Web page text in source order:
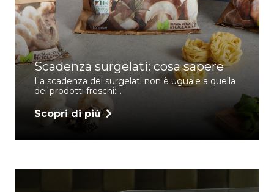
Scadenza surgelati: cosa sapere
La scadenza dei surgelati non è uguale a quella
dei prodotti freschi:…
Scopri di più